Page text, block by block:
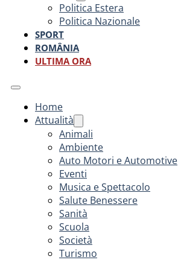
Politica Estera
Politica Nazionale
SPORT
ROMÂNIA
ULTIMA ORA
Home
Attualità
Animali
Ambiente
Auto Motori e Automotive
Eventi
Musica e Spettacolo
Salute Benessere
Sanità
Scuola
Società
Turismo